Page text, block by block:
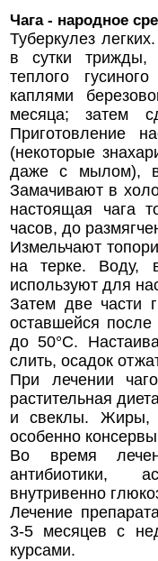
Чага - народное
Туберкулез
в сутки трижды,
теплого
каплями
месяца; затем
Приготовление
(некоторые
даже с мылом),
Замачивают в
настоящая чага
часов, до
Измельчают
на терке. Воду,
используют для
Затем две части
оставшейся после
до 50°С.
слить, осадок
При лечении
растительная
и свеклы. Жиры,
особенно
Во время
антибиотики,
внутривенно
Лечение
3-5 месяцев с
курсами.